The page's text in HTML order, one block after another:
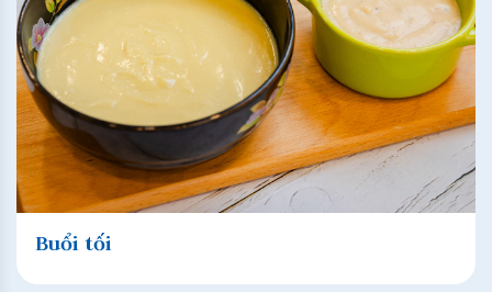
Buổi tối